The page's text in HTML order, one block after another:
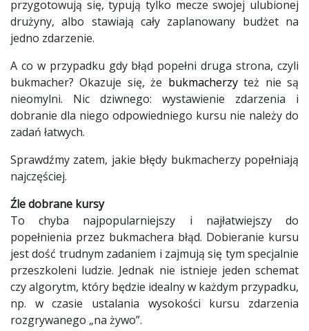
przygotowują się, typują tylko mecze swojej ulubionej
drużyny, albo stawiają cały zaplanowany budżet na
jedno zdarzenie.
A co w przypadku gdy błąd popełni druga strona, czyli
bukmacher? Okazuje się, że bukmacherzyteż nie są
nieomylni. Nic dziwnego: wystawienie zdarzenia i
dobranie dla niego odpowiedniego kursu nie należy do
zadań łatwych.
Sprawdźmy zatem, jakie błędy bukmacherzy popełniają
najczęściej.
Źle dobrane kursy
To chyba najpopularniejszy i najłatwiejszy do
popełnienia przez bukmachera błąd. Dobieranie kursu
jest dość trudnym zadaniem i zajmują się tym specjalnie
przeszkoleni ludzie. Jednak nie istnieje jeden schemat
czy algorytm, który będzie idealny w każdym przypadku,
np. w czasie ustalania wysokości kursu zdarzenia
rozgrywanego „na żywo”.